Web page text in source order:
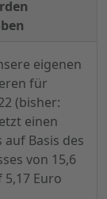
eigenen
für
(bisher:
einen
auf Basis des
von 15,6
5,17 Euro